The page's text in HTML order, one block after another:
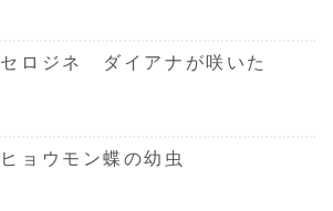
セロジネ ダイアナが咲いた
ヒョウモン蝶の幼虫